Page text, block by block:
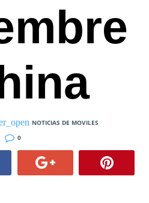
NOTICIAS DE MOVILES
0